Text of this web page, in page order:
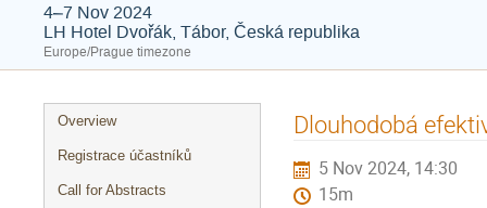
4–7 Nov 2024
LH Hotel Dvořák, Tábor, Česká republika
Europe/Prague timezone
Event
menu
Overview
Registrace účastníků
Call for Abstracts
Dlouhodobá
5 Nov 2024, 14:30
15m